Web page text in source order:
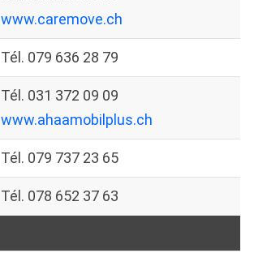
www.caremove.ch
Tél. 079 636 28 79
Tél. 031 372 09 09
www.ahaamobilplus.ch
Tél. 079 737 23 65
Tél. 078 652 37 63